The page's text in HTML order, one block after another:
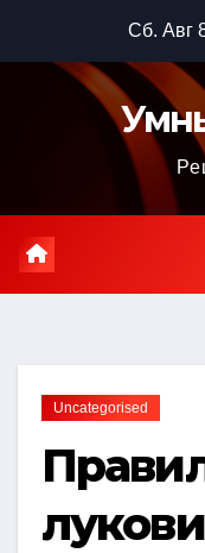
содержимому
Сб. Авг
Uncategorised